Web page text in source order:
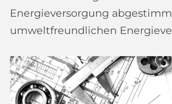
Energieversorgung
umweltfreundlichen